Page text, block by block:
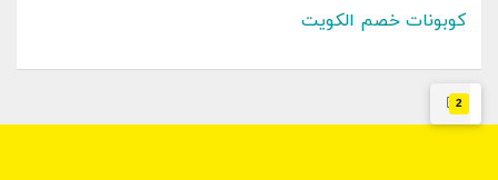
2
كوبونات خصم الكويت